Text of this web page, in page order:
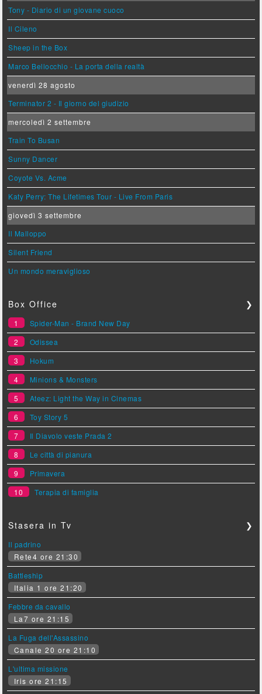
Tony - Diario di un giovane cuoco
Il Cileno
Sheep in the Box
Marco Bellocchio - La porta della realtà
venerdì 28 agosto
Terminator 2 - Il giorno del giudizio
mercoledì 2 settembre
Train To Busan
Sunny Dancer
Coyote Vs. Acme
Katy Perry: The Lifetimes Tour - Live From Paris
giovedì 3 settembre
Il Malloppo
Silent Friend
Un mondo meraviglioso
Box Office ❯
1
Spider-Man - Brand New Day
2
Odissea
3
Hokum
4
Minions & Monsters
5
Ateez: Light the Way in Cinemas
6
Toy Story 5
7
Il Diavolo veste Prada 2
8
Le città di pianura
9
Primavera
10
Terapia di famiglia
Stasera in Tv ❯
Il padrino
Rete4 ore 21:30
Battleship
Italia 1 ore 21:20
Febbre da cavallo
La7 ore 21:15
La Fuga dell'Assassino
Canale 20 ore 21:10
L'ultima missione
Iris ore 21:15